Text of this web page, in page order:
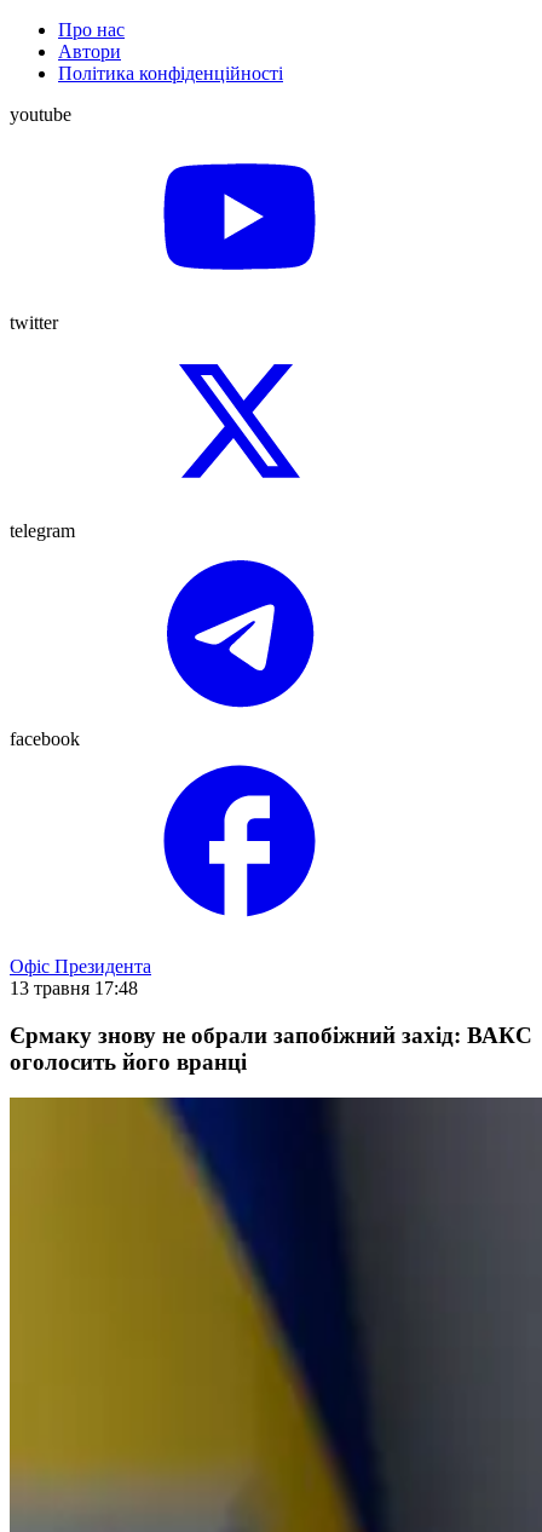
Про нас
Автори
Політика конфіденційності
youtube
twitter
telegram
facebook
Офіс Президента
13 травня 17:48
Єрмаку знову не обрали запобіжний захід: ВАКС
оголосить його вранці